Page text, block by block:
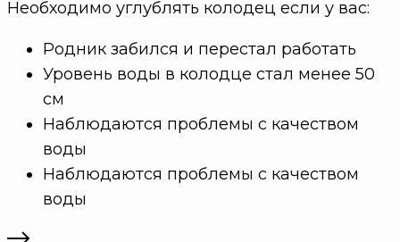
Необходимо углублять колодец если у вас:
Родник забился и перестал работать
Уровень воды в колодце стал менее 50
см
Наблюдаются проблемы с качеством
воды
Наблюдаются проблемы с качеством
воды